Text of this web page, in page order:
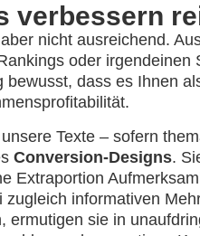
verbessern
nicht ausreichend.
oder
bewusst, dass es Ihnen
Texte – sofern
Conversion-Designs.
Extraportion
informativen
ermutigen sie in